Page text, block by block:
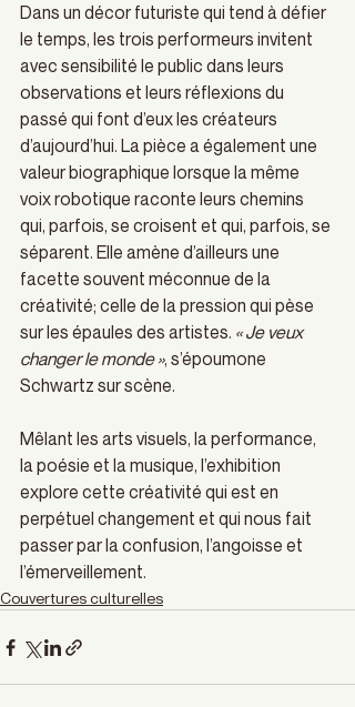
Dans un décor futuriste qui tend à défier
le temps, les trois performeurs invitent
avec sensibilité le public dans leurs
observations et leurs réflexions du
passé qui font d’eux les créateurs
d’aujourd’hui. La pièce a également une
valeur biographique lorsque la même
voix robotique raconte leurs chemins
qui, parfois, se croisent et qui, parfois, se
séparent. Elle amène d’ailleurs une
facette souvent méconnue de la
créativité; celle de la pression qui pèse
sur les épaules des artistes. « Je veux
changer le monde », s’époumone
Schwartz sur scène.
Mêlant les arts visuels, la performance,
la poésie et la musique, l’exhibition
explore cette créativité qui est en
perpétuel changement et qui nous fait
passer par la confusion, l’angoisse et
l’émerveillement.
Couvertures culturelles